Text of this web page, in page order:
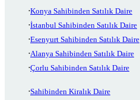
Konya Sahibinden Satılık Daire
İstanbul Sahibinden Satılık Daire
Esenyurt Sahibinden Satılık Daire
Alanya Sahibinden Satılık Daire
Çorlu Sahibinden Satılık Daire
Sahibinden Kiralık Daire